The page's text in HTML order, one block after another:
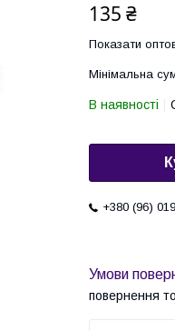
135 ₴
Показати
Мінімальна
В наявності
+380 (96)
повернення